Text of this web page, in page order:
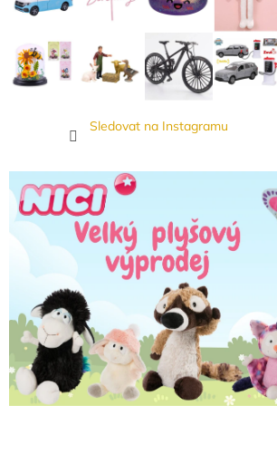
Sledovat na Instagramu